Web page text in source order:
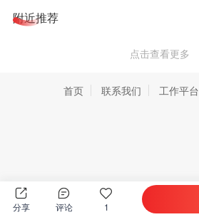
附近推荐
点击查看更多
分享 评论 1
首页 联系我们 工作平台